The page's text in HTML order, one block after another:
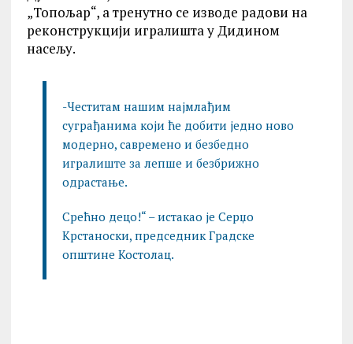
„Топољар“, а тренутно се изводе радови на
реконструкцији игралишта у Дидином
насељу.
-Честитам нашим најмлађим
суграђанима који ће добити једно ново
модерно, савремено и безбедно
игралиште за лепше и безбрижно
одрастање.
Срећно децо!“ – истакао је Серџо
Крстаноски, председник Градске
општине Костолац.